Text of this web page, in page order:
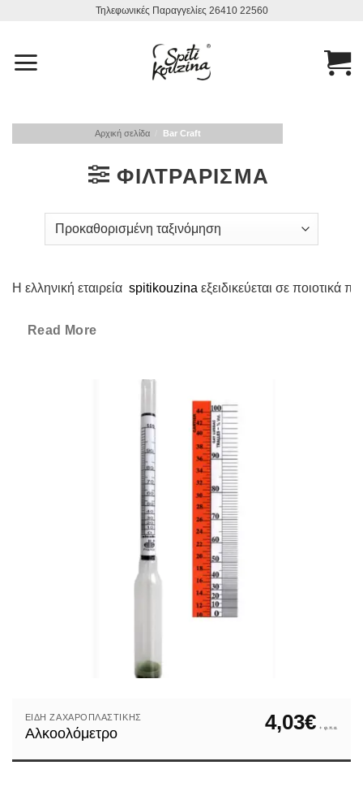
Τηλεφωνικές Παραγγελίες 26410 22560
Αρχική σελίδα Bar Craft
ΦΙΛΤΡΆΡΙΣΜΑ
H ελληνική εταιρεία spitikouzina εξειδικεύεται σε
Η ελληνική εταιρεία
Η εταιρεία έχει καθιερωθεί στο χώρο με το δικό της
Read More
ΕΊΔΗ ΖΑΧΑΡΟΠΛΑΣΤΙΚΉΣ
Αλκοολόμετρο 4,03€ + φ.π.α.